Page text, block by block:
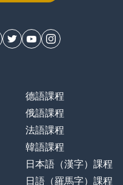
德語課程
俄語課程
法語課程
韓語課程
日本語（漢字）課程
日語（羅馬字）課程